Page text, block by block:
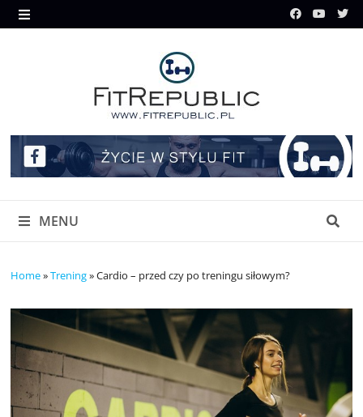
Skip
to
MENU
MENU
Home»Trening»Cardio – przed czy po treningu siłowym?